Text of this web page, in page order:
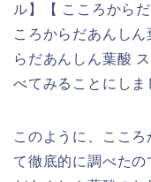
ル】【 こころから
ころからだあんし
らだあんしん葉酸
べてみることにしま
このように、ここ
て徹底的に調べた